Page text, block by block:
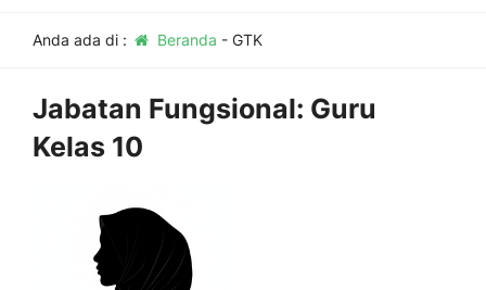
Anda ada di : Beranda - GTK
Jabatan Fungsional: Guru
Kelas 10